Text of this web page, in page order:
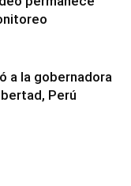
a la gobernadora
Perú